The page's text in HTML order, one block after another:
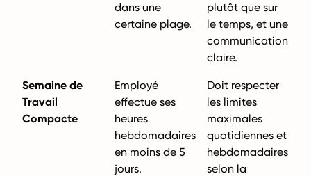
dans une
certaine plage.
plutôt que sur
le temps, et une
communication
claire.
Semaine de
Travail
Compacte
Employé
effectue ses
heures
hebdomadaires
en moins de 5
jours.
Doit respecter
les limites
maximales
quotidiennes et
hebdomadaires
selon la